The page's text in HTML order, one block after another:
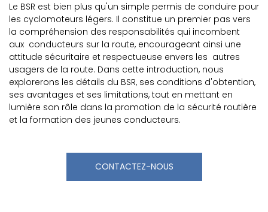
Le BSR est bien plus qu'un simple permis de conduire pour
les cyclomoteurs légers. Il constitue un premier pas vers
la compréhension des responsabilités qui incombent
aux conducteurs sur la route, encourageant ainsi une
attitude sécuritaire et respectueuse envers les autres
usagers de la route. Dans cette introduction, nous
explorerons les détails du BSR, ses conditions d'obtention,
ses avantages et ses limitations, tout en mettant en
lumière son rôle dans la promotion de la sécurité routière
et la formation des jeunes conducteurs.
CONTACTEZ-NOUS